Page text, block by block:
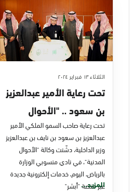
الثلاثاء ١٣ فبراير ٢٠٢٤
تحت رعاية الأمير عبدالعزيز
بن سعود .. "الأحوال
المدنية" تدشّن خدمات
إلكترونية جديدة عبر منصة
"أبشر"
تحت رعاية صاحب السمو الملكي الأمير
عبدالعزيز بن سعود بن نايف بن عبدالعزيز
وزير الداخلية، دشّنت وكالة "الأحوال
المدنية"، في نادي منسوبي الوزارة
بالرياض، اليوم، خدمات إلكترونية جديدة
عبر منصة "أبشر"
المزيد...